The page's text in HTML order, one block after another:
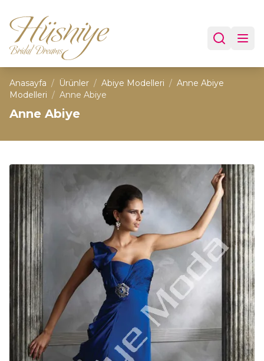
Anasayfa / Ürünler / Abiye Modelleri / Anne Abiye
Modelleri / Anne Abiye
Anne Abiye